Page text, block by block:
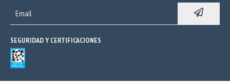
SEGURIDAD Y CERTIFICACIONES